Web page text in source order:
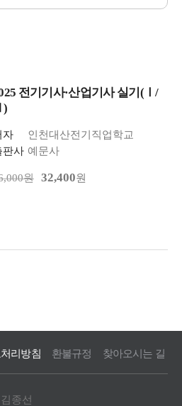
전기기사·산업기사 실기(Ⅰ/
자
인천대산전기직업학교
판사 예문사
원 32,400원
리방침 환불규정 찾아오시는 길
종선